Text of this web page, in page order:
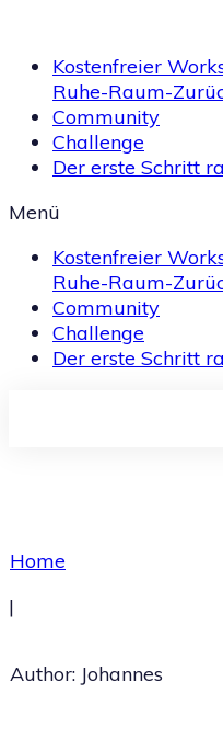
Kostenfreier
Ruhe-Raum-
Community
Challenge
Der erste Schritt
Menü
Kostenfreier
Ruhe-Raum-
Community
Challenge
Der erste Schritt
Home
|
Author: Johannes